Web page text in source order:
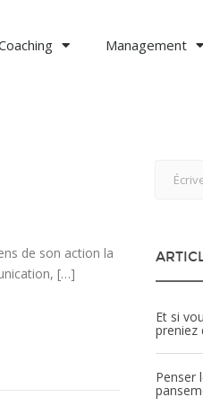
Management
de son action la
[…]
Et si vous deveniez efficace, pire… que vous
preniez
Penser le changement ou changer le